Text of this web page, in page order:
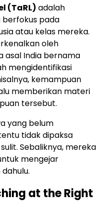
(TaRL) adalah
pada
atau kelas mereka.
oleh
asal India bernama
mengidentifikasi
kemampuan
memberikan materi
tersebut.
yang belum
tidak dipaksa
Sebaliknya, mereka
mengejar
at the Right